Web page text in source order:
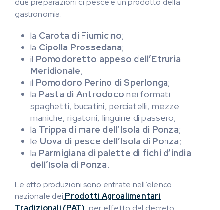
due preparazioni di pesce e un prodotto della
gastronomia:
la Carota di Fiumicino;
la Cipolla Prossedana;
il Pomodoretto appeso dell’Etruria
Meridionale;
il Pomodoro Perino di Sperlonga;
la Pasta di Antrodoconei formati
spaghetti, bucatini, perciatelli, mezze
maniche, rigatoni, linguine di passero;
la Trippa di mare dell’Isola di Ponza;
le Uova di pesce dell’Isola di Ponza;
la Parmigiana di palette di fichi d’india
dell’Isola di Ponza.
Le otto produzioni sono entrate nell’elenco
nazionale dei Prodotti Agroalimentari
Tradizionali (PAT), per effetto del decreto